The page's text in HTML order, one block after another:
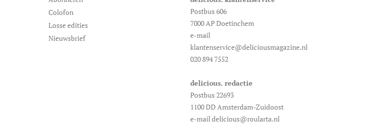
Colofon
Losse edities
Nieuwsbrief
Postbus 606
7000 AP Doetinchem
e-mail
klantenservice@deliciousmagazine.nl
020 894 7552
delicious. redactie
Postbus 22693
1100 DD Amsterdam-Zuidoost
e-mail delicious@roularta.nl